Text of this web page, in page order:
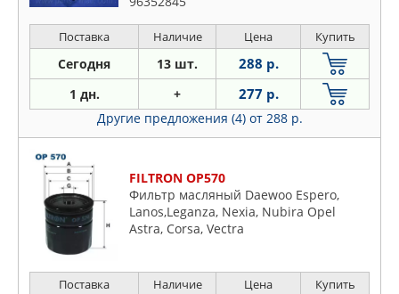
Поставка Наличие Цена Купить
Сегодня 13 шт. 288 р.
1 дн. + 277 р.
Другие предложения (4) от 288 р.
FILTRON OP570
Фильтр масляный Daewoo Espero,
Lanos,Leganza, Nexia, Nubira Opel
Astra, Corsa, Vectra
Поставка Наличие Цена Купить